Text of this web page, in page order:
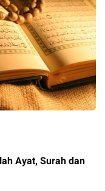
Ayat, Surah dan